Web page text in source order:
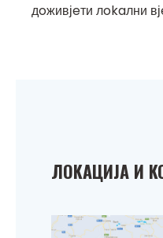
дoживјeти лokaлни
ЛOKAЦИЈA И